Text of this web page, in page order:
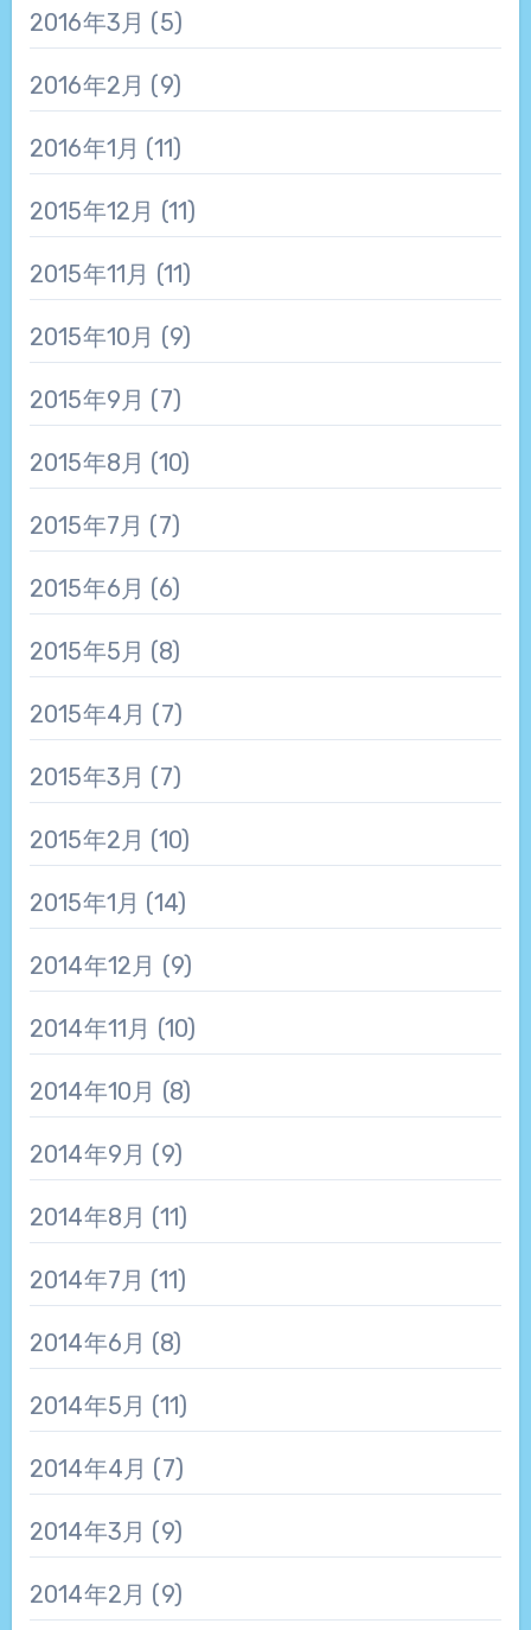
2016年3月 (5)
2016年2月 (9)
2016年1月 (11)
2015年12月 (11)
2015年11月 (11)
2015年10月 (9)
2015年9月 (7)
2015年8月 (10)
2015年7月 (7)
2015年6月 (6)
2015年5月 (8)
2015年4月 (7)
2015年3月 (7)
2015年2月 (10)
2015年1月 (14)
2014年12月 (9)
2014年11月 (10)
2014年10月 (8)
2014年9月 (9)
2014年8月 (11)
2014年7月 (11)
2014年6月 (8)
2014年5月 (11)
2014年4月 (7)
2014年3月 (9)
2014年2月 (9)